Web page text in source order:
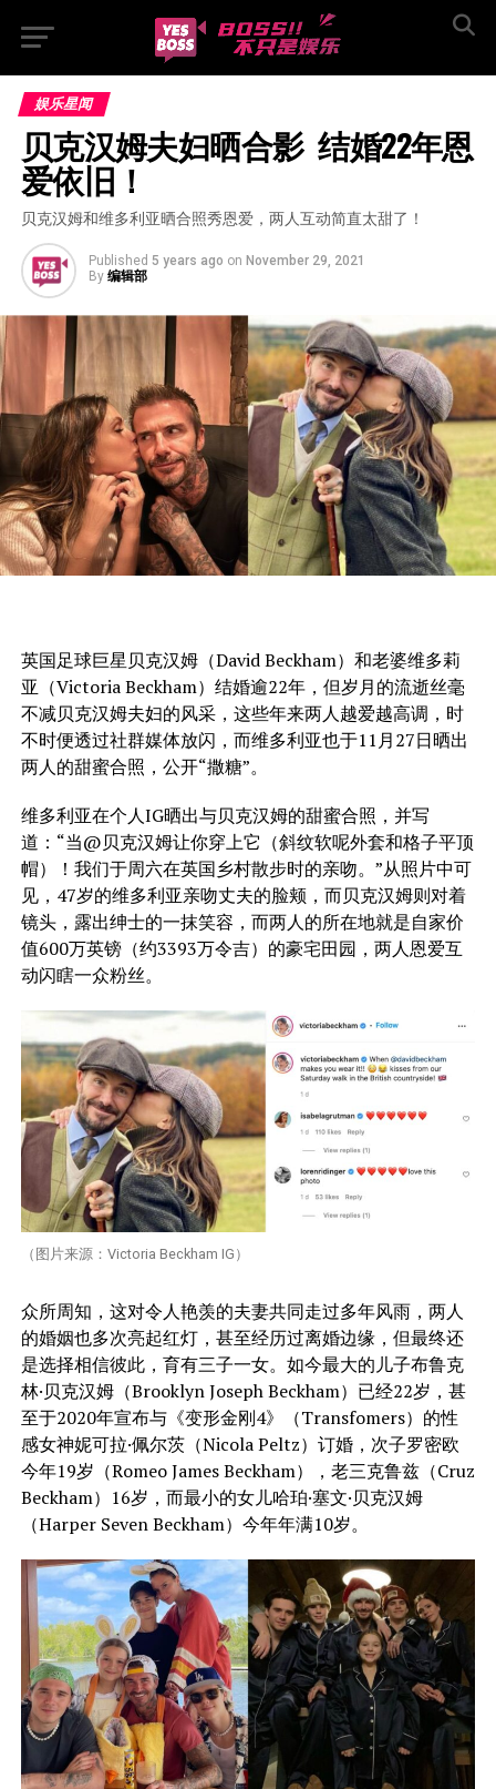
娱乐星闻
贝克汉姆夫妇晒合影  结婚22年恩
爱依旧！
贝克汉姆和维多利亚晒合照秀恩爱，两人互动简直太甜了！
Published 5 years ago on November 29, 2021
By 编辑部
英国足球巨星贝克汉姆（David Beckham）和老婆维多莉
亚（Victoria Beckham）结婚逾22年，但岁月的流逝丝毫
不减贝克汉姆夫妇的风采，这些年来两人越爱越高调，时
不时便透过社群媒体放闪，而维多利亚也于11月27日晒出
两人的甜蜜合照，公开“撒糖”。
维多利亚在个人IG晒出与贝克汉姆的甜蜜合照，并写
道：“当@贝克汉姆让你穿上它（斜纹软呢外套和格子平顶
帽）！我们于周六在英国乡村散步时的亲吻。”从照片中可
见，47岁的维多利亚亲吻丈夫的脸颊，而贝克汉姆则对着
镜头，露出绅士的一抹笑容，而两人的所在地就是自家价
值600万英镑（约3393万令吉）的豪宅田园，两人恩爱互
动闪瞎一众粉丝。
（图片来源：Victoria Beckham IG）
众所周知，这对令人艳羡的夫妻共同走过多年风雨，两人
的婚姻也多次亮起红灯，甚至经历过离婚边缘，但最终还
是选择相信彼此，育有三子一女。如今最大的儿子布鲁克
林·贝克汉姆（Brooklyn Joseph Beckham）已经22岁，甚
至于2020年宣布与《变形金刚4》（Transfomers）的性
感女神妮可拉·佩尔茨（Nicola Peltz）订婚，次子罗密欧
今年19岁（Romeo James Beckham），老三克鲁兹（Cruz
Beckham）16岁，而最小的女儿哈珀·塞文·贝克汉姆
（Harper Seven Beckham）今年年满10岁。